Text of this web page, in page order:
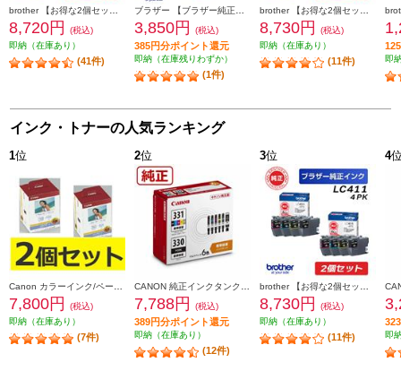
8,720円
(税込)
即納（在庫あり）
(41件)
3,850円 (税込)
385円分ポイント還元
即納（在庫残りわずか）
(1件)
8,730円
(税込)
即納（在庫あり）
(11件) 即
インク・トナーの人気ランキング
1位
7,800円
(税込)
即納（在庫あり）
(7件)
2位
7,788円 (税込)
389円分ポイント還元
即納（在庫あり）
(12件)
3位
8,730円
(税込)
即納（在庫あり）
(11件)
4
即